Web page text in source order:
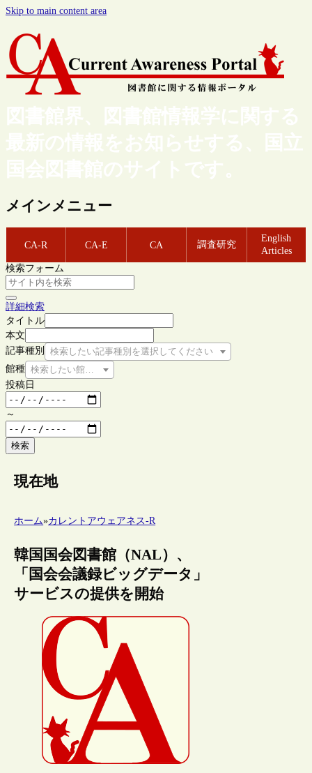
Skip to main content area
図書館界、図書館情報学に関する
最新の情報をお知らせする、国立
国会図書館のサイトです。
メインメニュー
CA-R CA-E CA 調査研究
English
Articles
検索フォーム
詳細検索
タイトル
本文
記事種別
検索したい記事種別を選択してください
館種 検索したい館種を選択してください
投稿日
～
検索
現在地
ホーム»カレントアウェアネス-R
韓国国会図書館（NAL）、
「国会会議録ビッグデータ」
サービスの提供を開始